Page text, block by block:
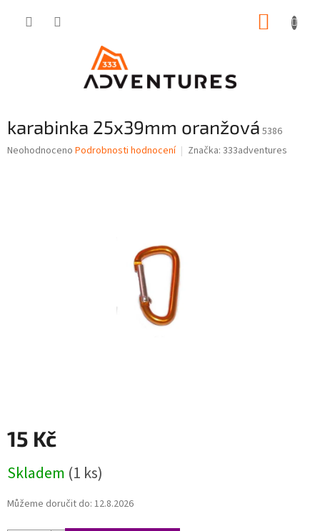
karabinka 25x39mm oranžová 5386
Průměrné
Neohodnoceno Podrobnosti hodnocení Značka: 333adventures
15 Kč
cena:
Skladem (1 ks)
Můžeme doručit do: 12.8.2026